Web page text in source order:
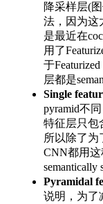
降采样层(
法，因为这
是最近在
用了
于
层都是
Single
pyramid不
特征层只包
所以除了为
CNN都用
semantically
Pyramidal
说明，为了